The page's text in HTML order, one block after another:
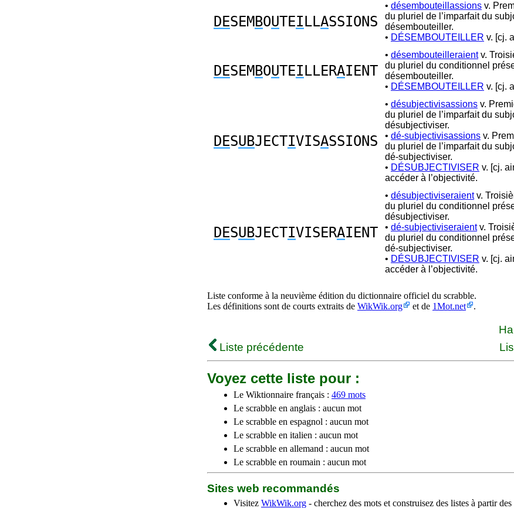
DESEM BOUTEI LLASSIONS
• désembouteillassions v.
du pluriel de l’imparfait du
désembouteiller.
• DÉSEMBOUTEILLER v. [cj.
DESEM BOUTEI LLERAIENT
• désembouteilleraientv.
du pluriel du conditionnel
désembouteiller.
• DÉSEMBOUTEILLER v. [cj.
DESUBJECTIVISASSIONS
• désubjectivisassions v.
du pluriel de l’imparfait du
désubjectiviser.
• dé-subjectivisassions v.
du pluriel de l’imparfait du
dé-subjectiviser.
• DÉSUBJECTIVISER v. [cj.
accéder à l’objectivité.
DESUBJECTIVISERAIENT
• désubjectiviseraientv.
du pluriel du conditionnel
désubjectiviser.
• dé-subjectiviseraientv.
du pluriel du conditionnel
dé-subjectiviser.
• DÉSUBJECTIVISER v. [cj.
accéder à l’objectivité.
Liste conforme à la neuvième édition du dictionnaire officiel du scrabble.
Les définitions sont de courts extraits de WikWik.org et de 1Mot.net .
Liste précédente
Voyez cette liste pour :
Le Wiktionnaire français : 469 mots
Le scrabble en anglais : aucun mot
Le scrabble en espagnol : aucun mot
Le scrabble en italien : aucun mot
Le scrabble en allemand : aucun mot
Le scrabble en roumain : aucun mot
Sites web recommandés
Visitez WikWik.org - cherchez des mots et construisez des listes à partir des